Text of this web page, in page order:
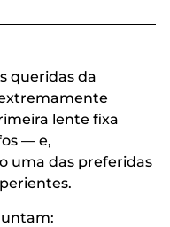
queridas da
lente fixa
— e,
uma das preferidas